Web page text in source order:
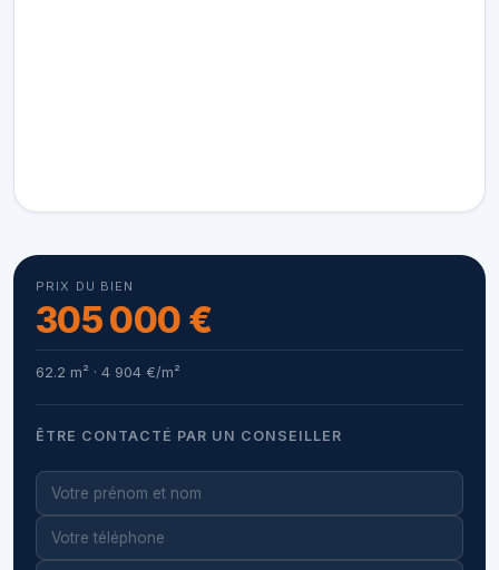
PRIX DU BIEN
305 000 €
62.2 m² · 4 904 €/m²
ÊTRE CONTACTÉ PAR UN CONSEILLER